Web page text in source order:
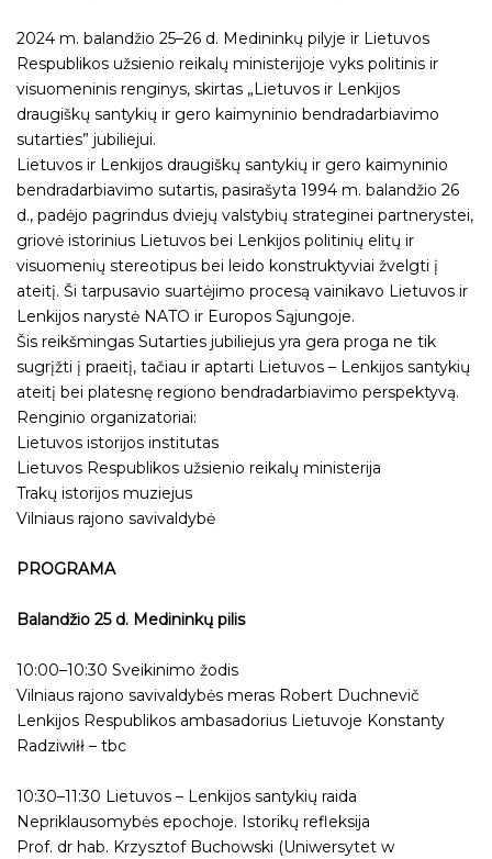
2024 m. balandžio 25–26 d. Medininkų pilyje ir Lietuvos
Respublikos užsienio reikalų ministerijoje vyks politinis ir
visuomeninis renginys, skirtas „Lietuvos ir Lenkijos
draugiškų santykių ir gero kaimyninio bendradarbiavimo
sutarties” jubiliejui.
Lietuvos ir Lenkijos draugiškų santykių ir gero kaimyninio
bendradarbiavimo sutartis, pasirašyta 1994 m. balandžio 26
d., padėjo pagrindus dviejų valstybių strateginei partnerystei,
griovė istorinius Lietuvos bei Lenkijos politinių elitų ir
visuomenių stereotipus bei leido konstruktyviai žvelgti į
ateitį. Ši tarpusavio suartėjimo procesą vainikavo Lietuvos ir
Lenkijos narystė NATO ir Europos Sąjungoje.
Šis reikšmingas Sutarties jubiliejus yra gera proga ne tik
sugrįžti į praeitį, tačiau ir aptarti Lietuvos – Lenkijos santykių
ateitį bei platesnę regiono bendradarbiavimo perspektyvą.
Renginio organizatoriai:
Lietuvos istorijos institutas
Lietuvos Respublikos užsienio reikalų ministerija
Trakų istorijos muziejus
Vilniaus rajono savivaldybė
PROGRAMA
Balandžio 25 d. Medininkų pilis
10:00–10:30 Sveikinimo žodis
Vilniaus rajono savivaldybės meras Robert Duchnevič
Lenkijos Respublikos ambasadorius Lietuvoje Konstanty
Radziwiłł – tbc
10:30–11:30 Lietuvos – Lenkijos santykių raida
Nepriklausomybės epochoje. Istorikų refleksija
Prof. dr hab. Krzysztof Buchowski (Uniwersytet w